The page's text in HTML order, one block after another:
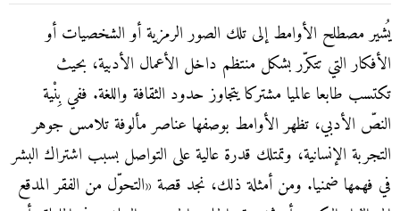
يُشير مصطلح الأوامط إلى تلك الصور الرمزية أو الشخصيات أو
الأفكار التي تتكرّر بشكل منتظم داخل الأعمال الأدبية، بحيث
تكتسب طابعا عالميا مشتركا يتجاوز حدود الثقافة واللغة. ففي بِنْية
النصّ الأدبي، تظهر الأوامط بوصفها عناصر مألوفة تلامس جوهر
التجربة الإنسانية، وتمتلك قدرة عالية على التواصل بسبب اشتراك البشر
في فهمها ضمنيا. ومن أمثلة ذلك، نجد قصة «التحوّل من الفقر المدقع